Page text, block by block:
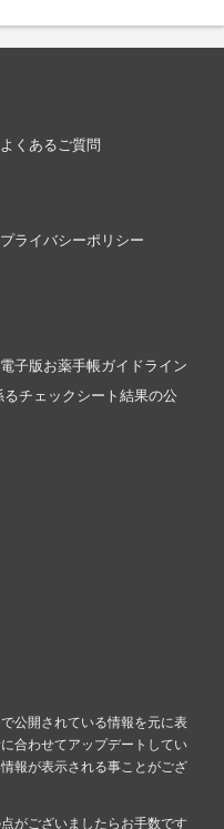
よくあるご質問
プライバシーポリシー
電子版お薬手帳ガイドライン
るチェックシート結果の公
公開されている情報を元に表
合わせてアップデートしてい
報が表示される事ことがござ
がございましたらお手数です